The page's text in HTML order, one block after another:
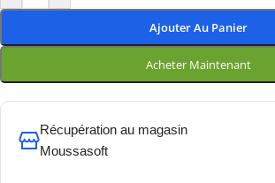
Ajouter Au Panier
Acheter Maintenant
Récupération au magasin
Moussasoft